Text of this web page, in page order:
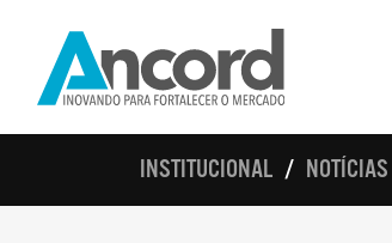
INSTITUCIONAL NOTÍCIAS